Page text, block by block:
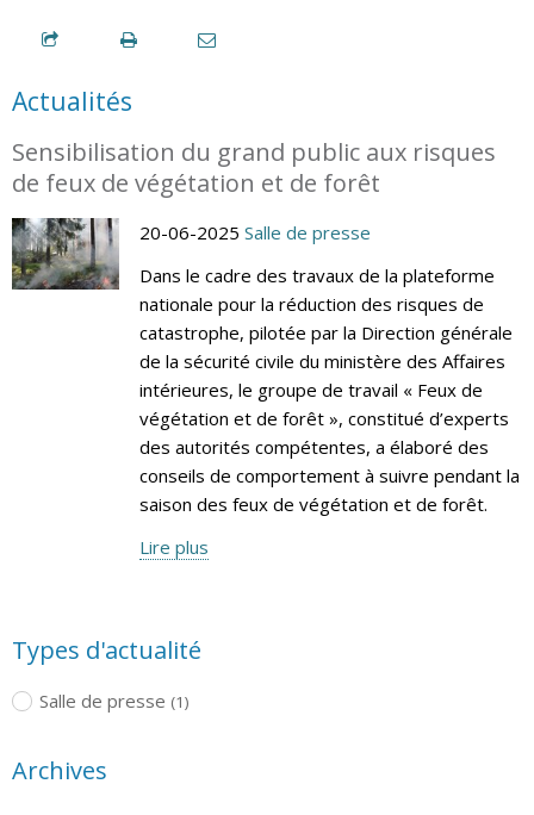
Actualités
Sensibilisation du grand public aux risques
de feux de végétation et de forêt
20-06-2025 Salle de presse
Dans le cadre des travaux de la plateforme
nationale pour la réduction des risques de
catastrophe, pilotée par la Direction générale
de la sécurité civile du ministère des Affaires
intérieures, le groupe de travail « Feux de
végétation et de forêt », constitué d’experts
des autorités compétentes, a élaboré des
conseils de comportement à suivre pendant la
saison des feux de végétation et de forêt.
Lire plus
Types d'actualité
Salle de presse (1)
Archives